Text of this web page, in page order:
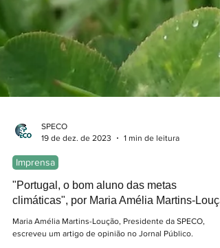
19 de dez. de 2023
1 min de leitura
"Portugal, o bom aluno das metas